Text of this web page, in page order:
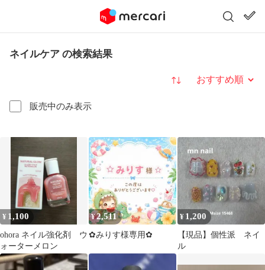
ネイルケア の検索結果
販売中のみ表示
並び替え
¥ 1,100
ohora ネイル強化剤 ウ
ォーターメロン
¥2,511
‪✿みりす様専用‪✿
¥ 1,200
【現品】個性派 ネイ
ル